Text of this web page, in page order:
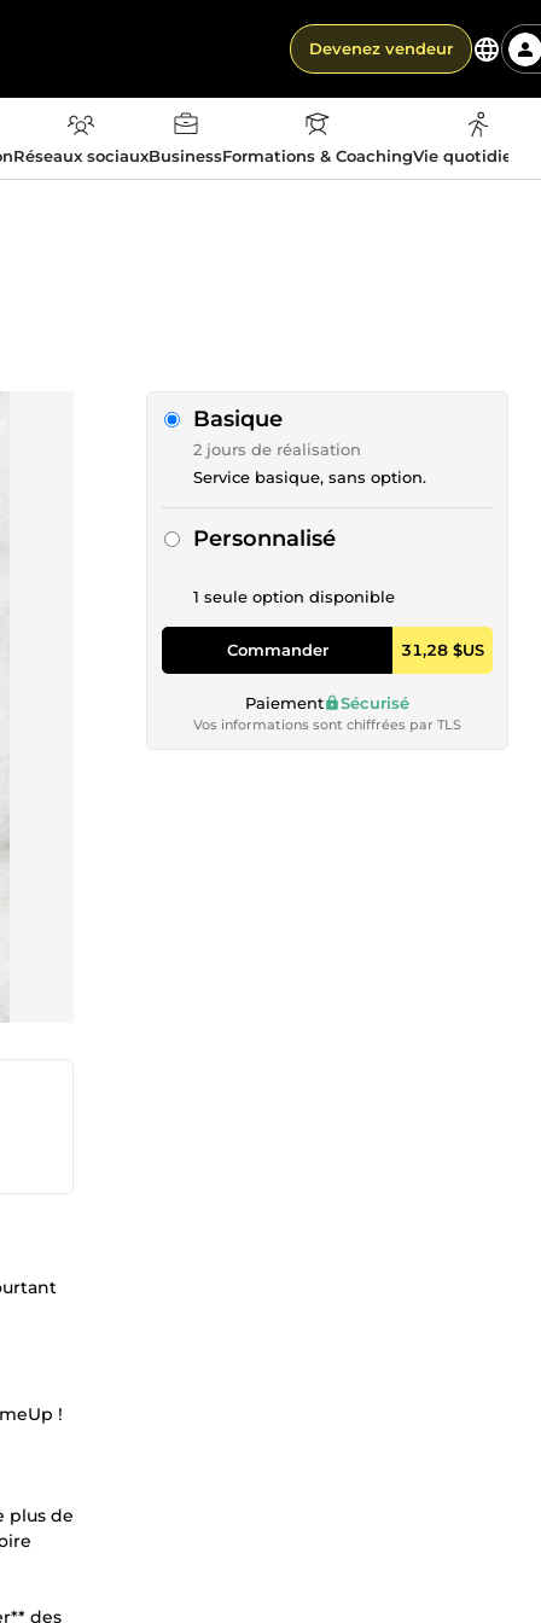
Devenez vendeur
Réseaux sociauxBusinessFormations & CoachingVie
!
plus de
des
Basique
2 jours de réalisation
Service basique, sans option.
Personnalisé
1 seule option disponible
Commander 31,28 $US
Paiement Sécurisé
Vos informations sont chiffrées par TLS